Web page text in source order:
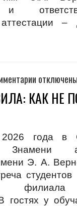
–
записи
СВОЙ
СТИЛЬ
КАК
НЕ
ПОТЕРЯТЬ
СЕБЯ
В
МИРЕ
СУБКУЛЬТУР
КАК НЕ
года в
Знамени
Э. А.
филиала
гостях у